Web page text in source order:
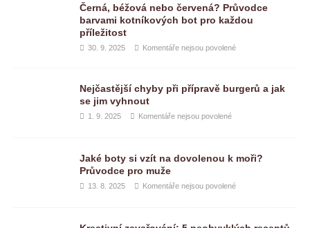
Černá, béžová nebo červená? Průvodce
barvami kotníkových bot pro každou
příležitost
30. 9. 2025 Komentáře nejsou povolené
Nejčastější chyby při přípravě burgerů a jak
se jim vyhnout
1. 9. 2025 Komentáře nejsou povolené
Jaké boty si vzít na dovolenou k moři?
Průvodce pro muže
13. 8. 2025 Komentáře nejsou povolené